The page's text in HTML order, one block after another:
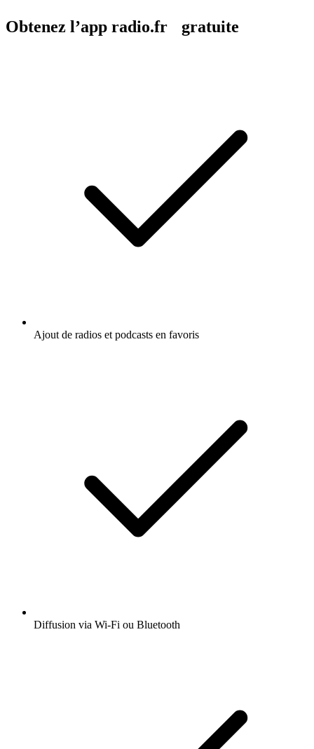
Obtenez l’app radio.fr gratuite
Ajout de radios et podcasts en favoris
Diffusion via Wi-Fi ou Bluetooth